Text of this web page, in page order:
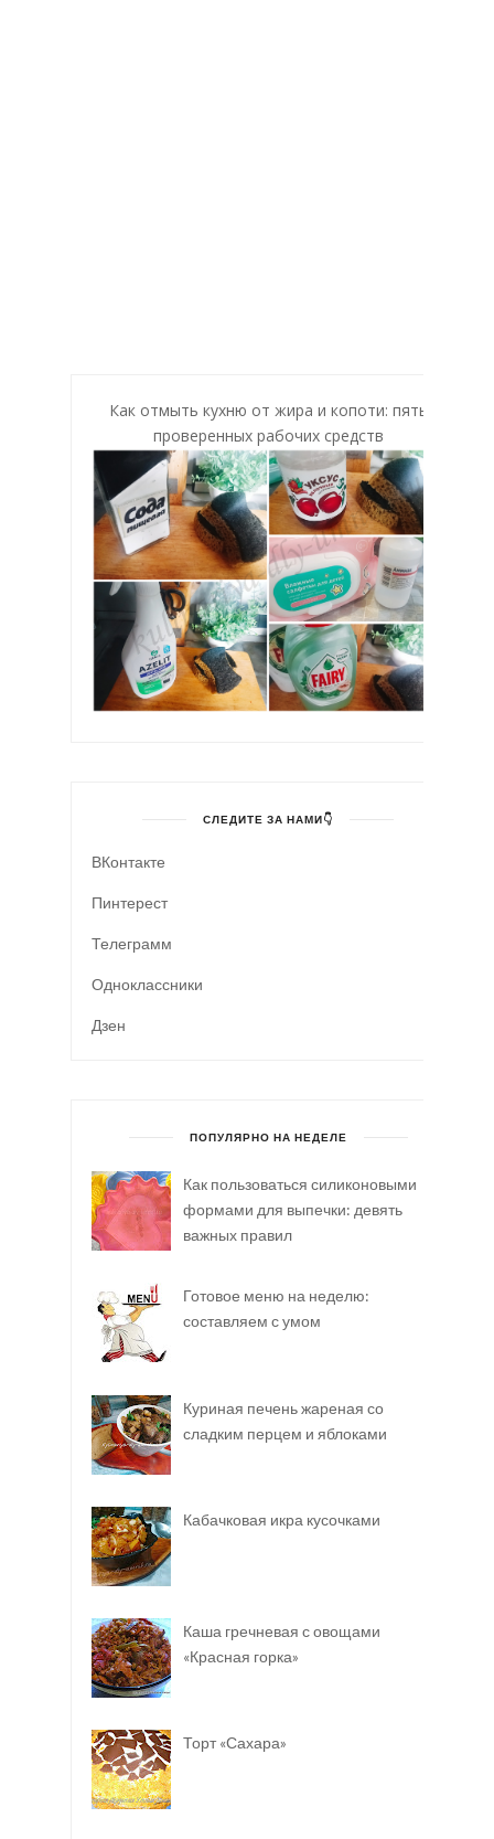
Как отмыть кухню от жира и копоти: пять
проверенных рабочих средств
СЛЕДИТЕ ЗА НАМИ👇
ВКонтакте
Пинтерест
Телеграмм
Одноклассники
Дзен
ПОПУЛЯРНО НА НЕДЕЛЕ
Как пользоваться силиконовыми
формами для выпечки: девять
важных правил
Готовое меню на неделю:
составляем с умом
Куриная печень жареная со
сладким перцем и яблоками
Кабачковая икра кусочками
Каша гречневая с овощами
«Красная горка»
Торт «Сахара»